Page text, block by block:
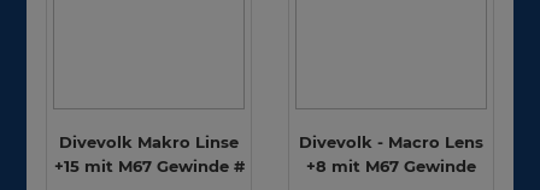
Divevolk Makro Linse
+15 mit M67 Gewinde #
Divevolk - Macro Lens
+8 mit M67 Gewinde